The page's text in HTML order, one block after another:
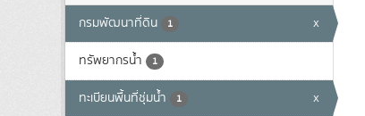
กรมพัฒนาที่ดิน 1 x
ทรัพยากรน้ำ 1
ทะเบียนพื้นที่ชุ่มน้ำ 1 x